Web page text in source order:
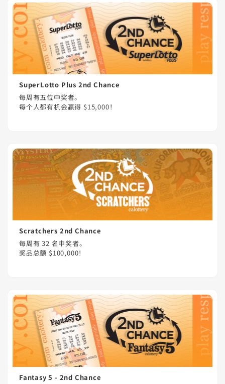
SuperLotto Plus 2nd Chance
每周有五位中奖者。
每个人都有机会赢得 $15,000！
Scratchers 2nd Chance
每周有 32 名中奖者。
奖品总额 $100,000！
Fantasy 5 - 2nd Chance